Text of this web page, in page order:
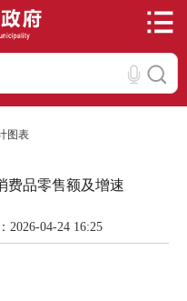
图表
费品零售额及增速
2026-04-24 16:25